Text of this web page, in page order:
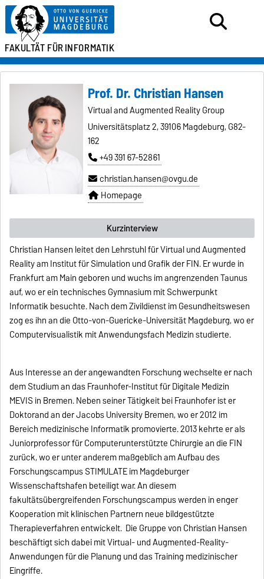
FAKULTÄT FÜRINFORMATIK
Prof. Dr. Christian Hansen
Virtual and Augmented Reality Group
Universitätsplatz 2, 39106 Magdeburg, G82-
162
+49 391 67-52861
christian.hansen@ovgu.de
Homepage
Kurzinterview
Christian Hansen leitet den Lehrstuhl für Virtual und Augmented
Reality am Institut für Simulation und Grafik der FIN. Er wurde in
Frankfurt am Main geboren und wuchs im angrenzenden Taunus
auf, wo er ein technisches Gymnasium mit Schwerpunkt
Informatik besuchte. Nach dem Zivildienst im Gesundheitswesen
zog es ihn an die Otto-von-Guericke-Universität Magdeburg, wo er
Computervisualistik mit Anwendungsfach Medizin studierte.
Aus Interesse an der angewandten Forschung wechselte er nach
dem Studium an das Fraunhofer-Institut für Digitale Medizin
MEVIS in Bremen. Neben seiner Tätigkeit bei Fraunhofer ist er
Doktorand an der Jacobs University Bremen, wo er 2012 im
Bereich medizinische Informatik promovierte. 2013 kehrte er als
Juniorprofessor für Computerunterstützte Chirurgie an die FIN
zurück, wo er unter anderem maßgeblich am Aufbau des
Forschungscampus STIMULATE im Magdeburger
Wissenschaftshafen beteiligt war. An diesem
fakultätsübergreifenden Forschungscampus werden in enger
Kooperation mit klinischen Partnern neue bildgestützte
Therapieverfahren entwickelt. Die Gruppe von Christian Hansen
beschäftigt sich dabei mit Virtual- und Augmented-Reality-
Anwendungen für die Planung und das Training medizinischer
Eingriffe.